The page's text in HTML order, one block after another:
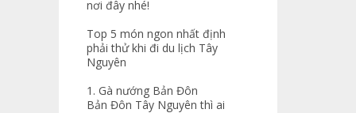
nơi đây nhé!
Top 5 món ngon nhất định
phải thử khi đi du lịch Tây
Nguyên
1. Gà nướng Bản Đôn
Bản Đôn Tây Nguyên thì ai